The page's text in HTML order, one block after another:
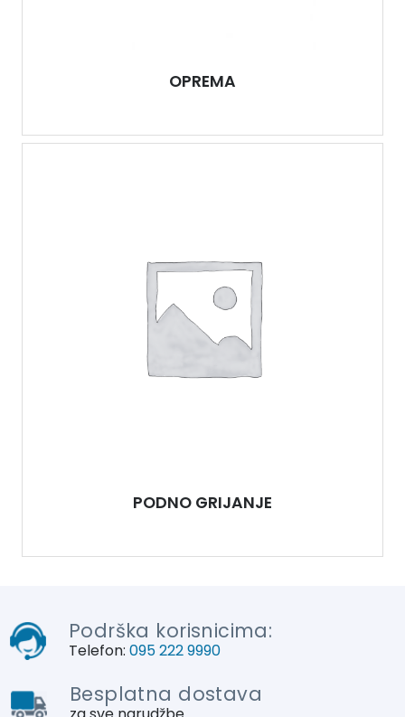
OPREMA
PODNO GRIJANJE
Podrška korisnicima:
Telefon: 095 222 9990
Besplatna dostava